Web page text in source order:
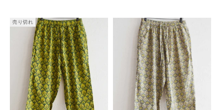
売り切れ